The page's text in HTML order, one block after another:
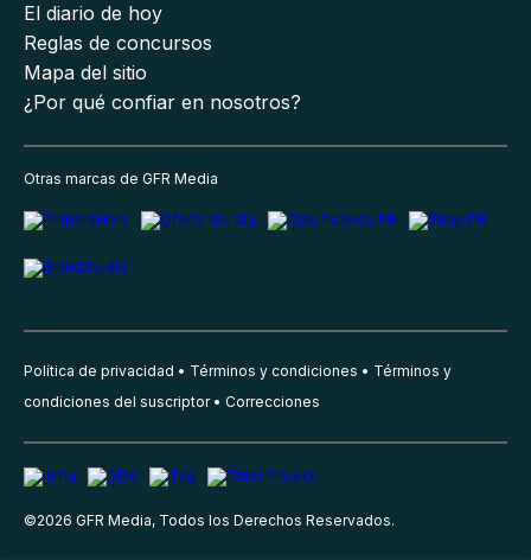
El diario de hoy
Reglas de concursos
Mapa del sitio
¿Por qué confiar en nosotros?
Otras marcas de GFR Media
Política de privacidad Términos y condiciones
Términos y
condiciones del suscriptor
Correcciones
©2026 GFR Media, Todos los Derechos Reservados.